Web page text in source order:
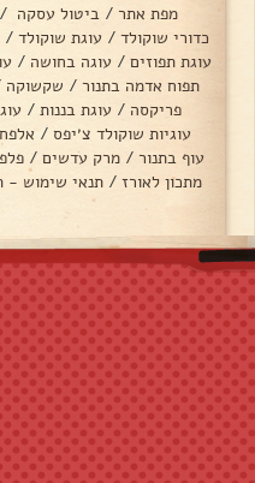
מפת אתר / ביטול עסקה /
כדורי שוקולד / עוגת שוקולד /
עוגת תפוזים / עוגה בחושה /
תפוח אדמה בתנור / שקשוקה
פריקסה / עוגת בננות /
עוגיות שוקולד צ׳יפס /
עוף בתנור / מרק עדשים /
מתכון לאורז / תנאי שימוש -